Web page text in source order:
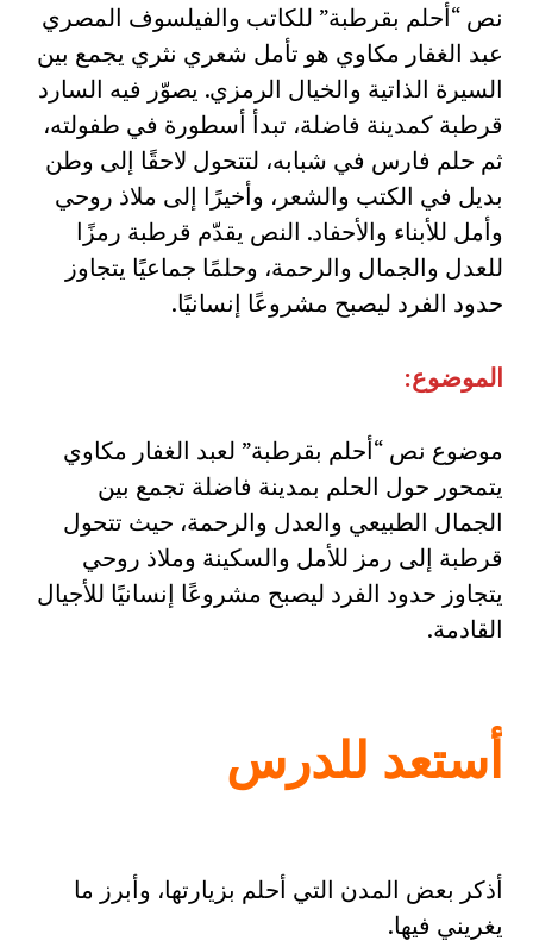
نص “أحلم بقرطبة” للكاتب والفيلسوف المصري
عبد الغفار مكاوي هو تأمل شعري نثري يجمع بين
السيرة الذاتية والخيال الرمزي. يصوّر فيه السارد
قرطبة كمدينة فاضلة، تبدأ أسطورة في طفولته،
ثم حلم فارس في شبابه، لتتحول لاحقًا إلى وطن
بديل في الكتب والشعر، وأخيرًا إلى ملاذ روحي
وأمل للأبناء والأحفاد. النص يقدّم قرطبة رمزًا
للعدل والجمال والرحمة، وحلمًا جماعيًا يتجاوز
حدود الفرد ليصبح مشروعًا إنسانيًا.
الموضوع:
موضوع نص “أحلم بقرطبة” لعبد الغفار مكاوي
يتمحور حول الحلم بمدينة فاضلة تجمع بين
الجمال الطبيعي والعدل والرحمة، حيث تتحول
قرطبة إلى رمز للأمل والسكينة وملاذ روحي
يتجاوز حدود الفرد ليصبح مشروعًا إنسانيًا للأجيال
القادمة.
أستعد للدرس
أذكر بعض المدن التي أحلم بزيارتها، وأبرز ما
يغريني فيها.